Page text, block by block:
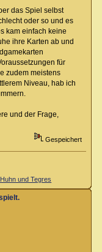
das Spiel selbst
oder so und es
kam einfach keine
ihre Karten ab und
für
zudem meistens
Niveau, hab ich
und der Frage,
Gespeichert
und Tegres